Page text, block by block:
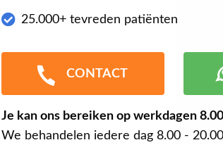
25.000+ tevreden patiënten
CONTACT
Je kan ons bereiken op werkdagen
We behandelen iedere dag 8.00 - 20.00